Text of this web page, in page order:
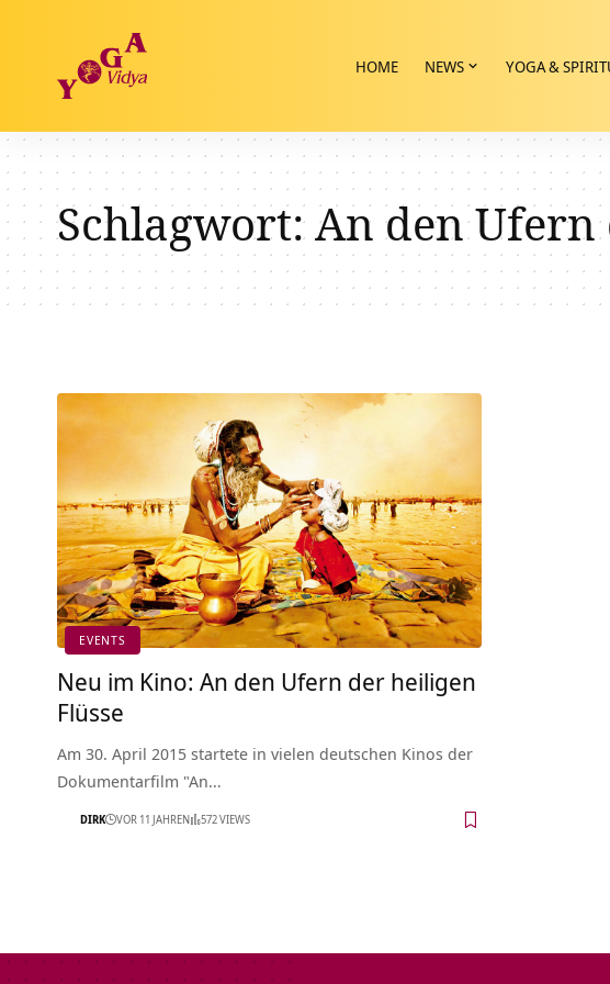
HOME NEWS YOGA &
Schlagwort:An den Ufern
EVENTS
Neu im Kino: An den Ufern der heiligen
Flüsse
Am 30. April 2015 startete in vielen deutschen Kinos der
Dokumentarfilm "An…
DIRK VOR 11 JAHREN 572 VIEWS